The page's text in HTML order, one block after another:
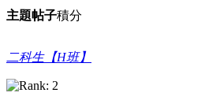
主題帖子積分
二科生【H班】